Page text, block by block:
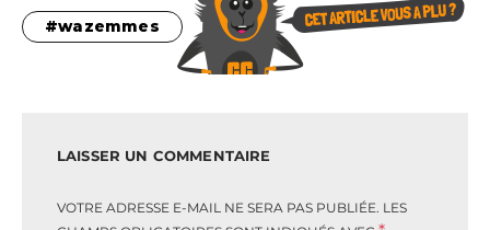
wazemmes
LAISSER UN COMMENTAIRE
VOTRE ADRESSE E-MAIL NE SERA PAS PUBLIÉE. LES